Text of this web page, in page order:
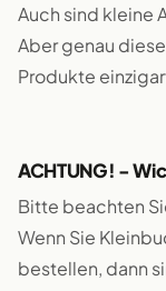
Auch sind kleine
Aber genau
Produkte
ACHTUNG! -
Bitte beachten
Wenn Sie
bestellen, dann